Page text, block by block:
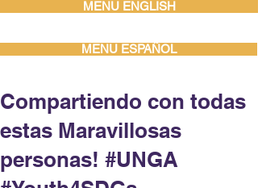
MENU ENGLISH
MENU ESPAÑOL
Compartiendo con todas
estas Maravillosas
personas! #UNGA